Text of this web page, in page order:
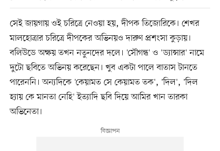
সেই জায়গায় ওই চরিত্রে নেওয়া হয়, দীপক তিজোরিকে। শেখর
মালহোত্রার চরিত্রে দীপকের অভিনয়ও দারুণ প্রশংসা কুড়ায়।
বলিউডে অক্ষয় তখন নতুনদের দলে। 'সৌগন্ধ' ও 'ড্যান্সার' নামে
দুটো ছবিতে অভিনয় করেছেন। খুব একটা পালে বাতাস টানতে
পারেননি। অন্যদিকে 'কেয়ামত সে কেয়ামত তক', 'দিল', 'দিল
হ্যায় কে মানতা নেহি' ইত্যাদি ছবি দিয়ে আমির খান তারকা
অভিনেতা।